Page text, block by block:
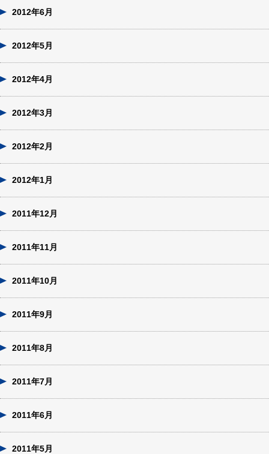
2012年6月
2012年5月
2012年4月
2012年3月
2012年2月
2012年1月
2011年12月
2011年11月
2011年10月
2011年9月
2011年8月
2011年7月
2011年6月
2011年5月